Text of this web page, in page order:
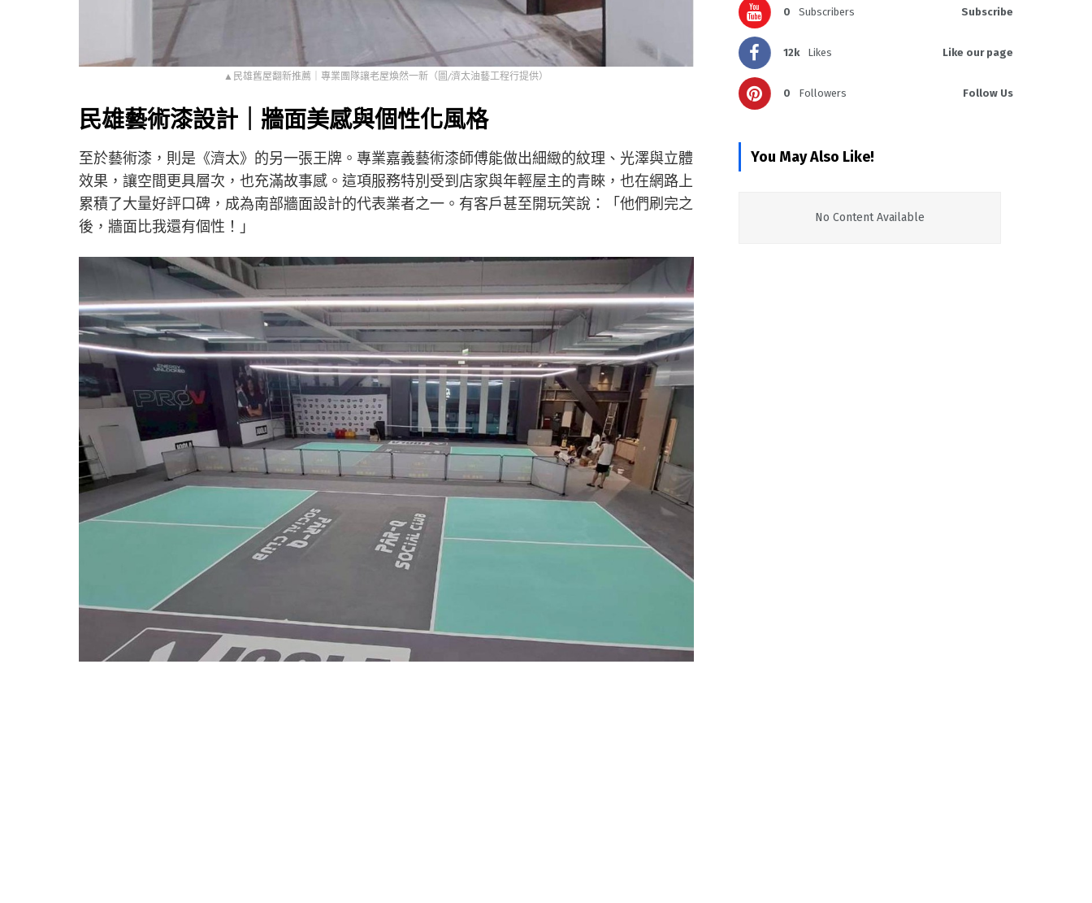
▲民雄舊屋翻新推薦｜專業團隊讓老屋煥然一新（圖/濟太油藝工程行提供）
民雄藝術漆設計｜牆面美感與個性化風格
至於藝術漆，則是《濟太》的另一張王牌。專業嘉義藝術漆師傅能做出細緻的紋理、光澤與立體
效果，讓空間更具層次，也充滿故事感。這項服務特別受到店家與年輕屋主的青睞，也在網路上
累積了大量好評口碑，成為南部牆面設計的代表業者之一。有客戶甚至開玩笑說：「他們刷完之
後，牆面比我還有個性！」
0 Subscribers Subscribe
12k Likes Like our page
0 Followers Follow Us
You May Also Like!
No Content Available